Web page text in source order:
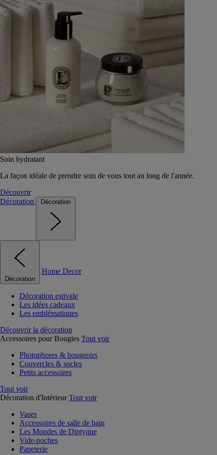
Soin hydratant
La façon idéale de prendre soin de vous tout au long de l'année.
Découvrir
Décoration
Décoration
Décoration
Home Decor
Décoration estivale
Les idées cadeaux
Les emblématiques
Découvrir la décoration
Accessoires pour Bougies Tout voir
Photophores & bougeoirs
Couvercles & socles
Petits accessoires
Tout voir
Décoration d'Intérieur Tout voir
Vases
Accessoires de salle de bain
Les Mondes de Diptyque
Vide-poches
Papeterie